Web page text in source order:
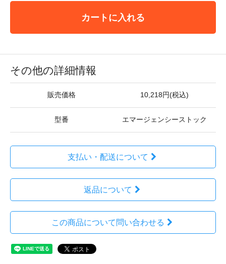
カートに入れる
その他の詳細情報
販売価格 10,218円(税込)
型番 エマージェンシーストック
支払い・配送について
返品について
この商品について問い合わせる